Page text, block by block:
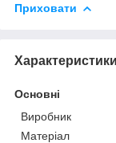
Приховати
Характеристики
Основні
Виробник
Матеріал